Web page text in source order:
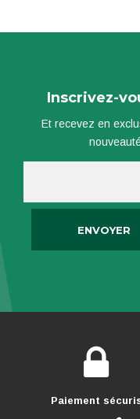
Inscrivez-
Et recevez en
Paiement